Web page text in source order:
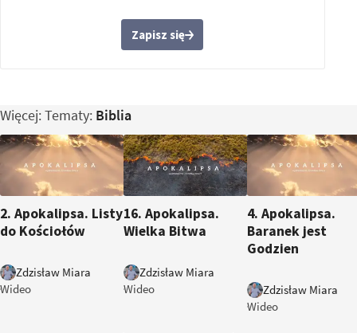
Zapisz się
Więcej: Tematy: Biblia
2. Apokalipsa. Listy
do Kościołów
Zdzisław Miara
Wideo
16. Apokalipsa.
Wielka Bitwa
Zdzisław Miara
Wideo
4. Apokalipsa.
Baranek jest
Godzien
Zdzisław Miara
Wideo